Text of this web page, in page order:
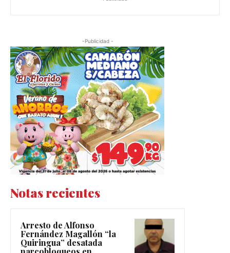
-Publicidad -
Notas recientes
Arresto de Alfonso
Fernández Magallón “la
Quiringua” desatada